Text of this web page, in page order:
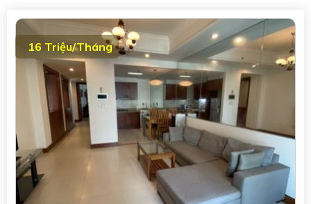
16 Triệu/Tháng